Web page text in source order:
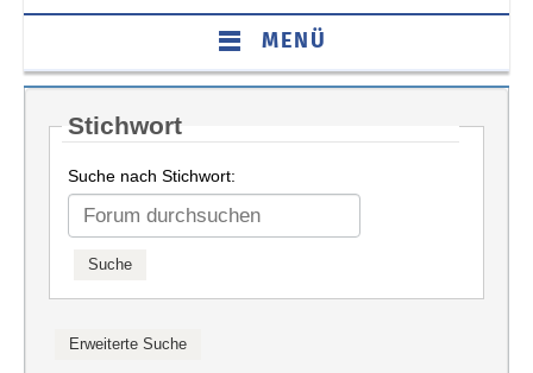
MENÜ
Stichwort
Suche nach Stichwort: